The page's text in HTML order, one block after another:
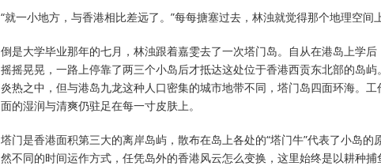
“就一小地方，与香港相比差远了。”每每搪塞过去，林浊就觉得那个地理空间
倒是大学毕业那年的七月，林浊跟着嘉雯去了一次塔门岛。自从在港岛上学
摇摇晃晃，一路上停靠了两三个小岛后才抵达这处位于香港西贡东北部的岛
炎热之中，但与港岛九龙这种人口密集的城市地带不同，塔门岛四面环海。
面的湿润与清爽仍驻足在每一寸皮肤上。
塔门是香港面积第三大的离岸岛屿，散布在岛上各处的“塔门牛”代表了小岛
然不同的时间运作方式，任凭岛外的香港风云怎么变换，这里始终是以耕种